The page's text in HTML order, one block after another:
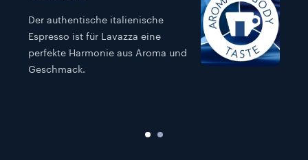
Der authentische italienische
Espresso ist für Lavazza eine
perfekte Harmonie aus Aroma und
Geschmack.